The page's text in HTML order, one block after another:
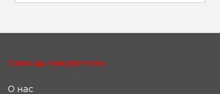
Помощь покупателю
О нас